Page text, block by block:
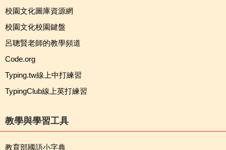
校園文化圖庫資源網
校園文化校園鍵盤
呂聰賢老師的教學頻道
Code.org
Typing.tw線上中打練習
TypingClub線上英打練習
教學與學習工具
教育部國語小字典